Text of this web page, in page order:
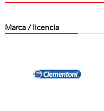
Marca / licencia